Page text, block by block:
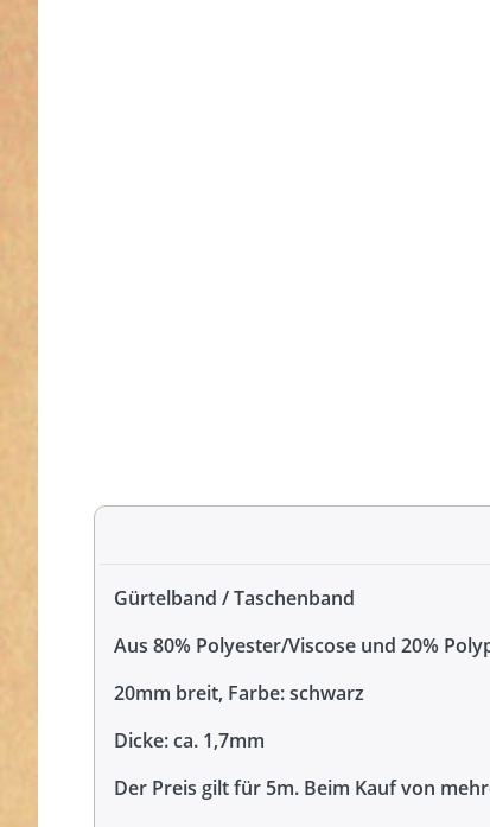
Gürtelband / Taschenband
Aus 80% Polyester/Viscose und 20%
20mm breit, Farbe: schwarz
Dicke: ca. 1,7mm
Der Preis gilt für 5m. Beim Kauf von